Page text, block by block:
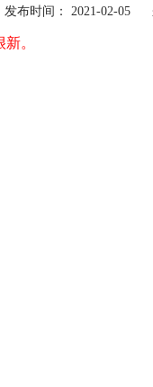
布时间： 2021-02-05
。